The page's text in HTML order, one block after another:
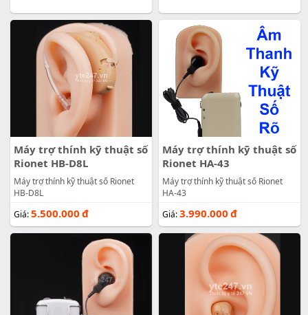
Máy trợ thính kỹ thuật số
Rionet HB-D8L
Máy trợ thính kỹ thuật số Rionet
HB-D8L
Giá:5.500.000 đ
Máy trợ thính kỹ thuật số
Rionet HA-43
Máy trợ thính kỹ thuật số Rionet
HA-43
Giá:3.990.000 đ